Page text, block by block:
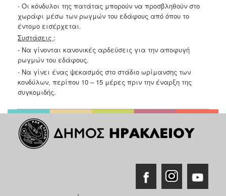
- Οι κόνδυλοι της πατάτας μπορούν να προσβληθούν στο
χωράφι μέσω των ρωγμών του εδάφους από όπου το
έντομο εισέρχεται.
Συστάσεις :
- Να γίνονται κανονικές αρδεύσεις για την αποφυγή
ρωγμών του εδάφους.
- Να γίνει ένας ψεκασμός στο στάδιο ωρίμανσης των
κονδύλων, περίπου 10 – 15 μέρες πριν την έναρξη της
συγκομιδής.